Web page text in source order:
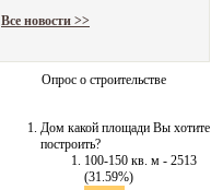
Все новости >>
Опрос о строительстве
Дом какой площади Вы хотите
построить?
100-150 кв. м - 2513
(31.59%)